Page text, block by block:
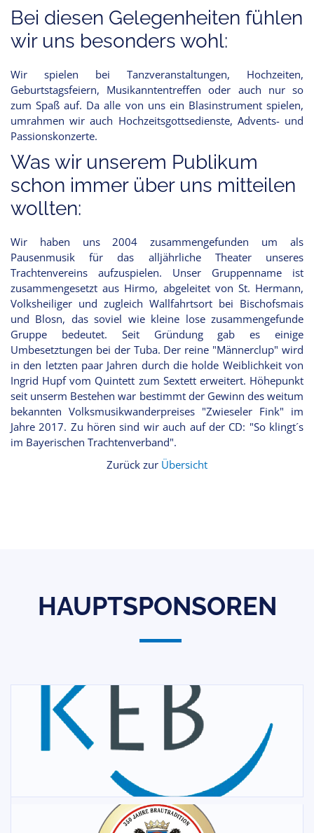
Bei diesen Gelegenheiten fühlen
wir uns besonders wohl:
Wir spielen bei Tanzveranstaltungen, Hochzeiten,
Geburtstagsfeiern, Musikanntentreffen oder auch nur so
zum Spaß auf. Da alle von uns ein Blasinstrument spielen,
umrahmen wir auch Hochzeitsgottsedienste, Advents- und
Passionskonzerte.
Was wir unserem Publikum
schon immer über uns mitteilen
wollten:
Wir haben uns 2004 zusammengefunden um als
Pausenmusik für das alljährliche Theater unseres
Trachtenvereins aufzuspielen. Unser Gruppenname ist
zusammengesetzt aus Hirmo, abgeleitet von St. Hermann,
Volksheiliger und zugleich Wallfahrtsort bei Bischofsmais
und Blosn, das soviel wie kleine lose zusammengefunde
Gruppe bedeutet. Seit Gründung gab es einige
Umbesetztungen bei der Tuba. Der reine "Männerclup" wird
in den letzten paar Jahren durch die holde Weiblichkeit von
Ingrid Hupf vom Quintett zum Sextett erweitert. Höhepunkt
seit unserm Bestehen war bestimmt der Gewinn des weitum
bekannten Volksmusikwanderpreises "Zwieseler Fink" im
Jahre 2017. Zu hören sind wir auch auf der CD: "So klingt´s
im Bayerischen Trachtenverband".
Zurück zur Übersicht
HAUPTSPONSOREN